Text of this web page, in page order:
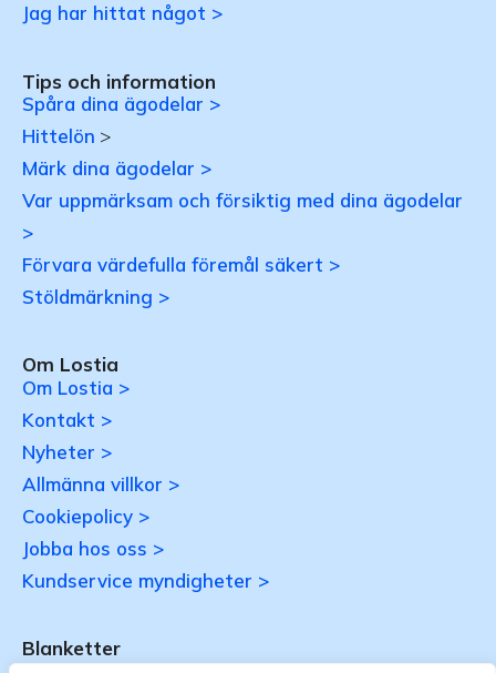
Jag har hittat något >
Tips och information
Spåra dina ägodelar >
Hittelön >
Märk dina ägodelar >
Var uppmärksam och försiktig med dina ägodelar
>
Förvara värdefulla föremål säkert >
Stöldmärkning >
Om Lostia
Om Lostia >
Kontakt >
Nyheter >
Allmänna villkor >
Cookiepolicy >
Jobba hos oss >
Kundservice myndigheter >
Blanketter